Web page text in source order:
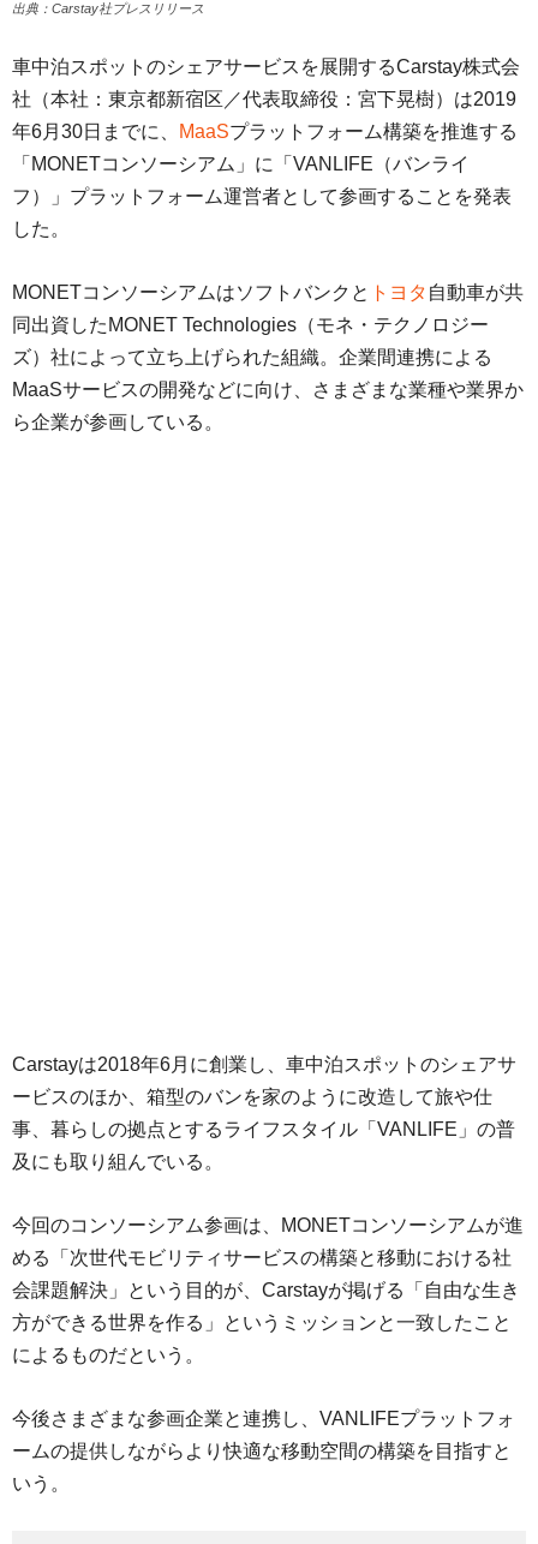
出典：Carstay社プレスリリース
車中泊スポットのシェアサービスを展開するCarstay株式会
社（本社：東京都新宿区／代表取締役：宮下晃樹）は2019
年6月30日までに、
MaaSプラットフォーム構築を推進する
「MONETコンソーシアム」に「VANLIFE（バンライ
フ）」プラットフォーム運営者として参画することを発表
した。
MONETコンソーシアムはソフトバンクと トヨタ 自動車が共
同出資したMONET Technologies（モネ・テクノロジー
ズ）社によって立ち上げられた組織。企業間連携による
MaaSサービスの開発などに向け、さまざまな業種や業界か
ら企業が参画している。
Carstayは2018年6月に創業し、車中泊スポットのシェアサ
ービスのほか、箱型のバンを家のように改造して旅や仕
事、暮らしの拠点とするライフスタイル「VANLIFE」の普
及にも取り組んでいる。
今回のコンソーシアム参画は、MONETコンソーシアムが進
める「次世代モビリティサービスの構築と移動における社
会課題解決」という目的が、Carstayが掲げる「自由な生き
方ができる世界を作る」というミッションと一致したこと
によるものだという。
今後さまざまな参画企業と連携し、VANLIFEプラットフォ
ームの提供しながらより快適な移動空間の構築を目指すと
いう。